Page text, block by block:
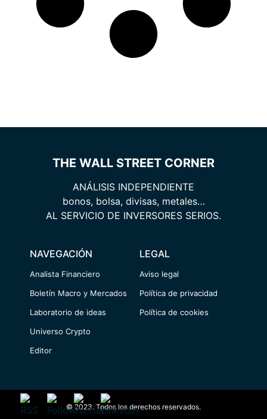
THE WALL STREET CORNER
ANÁLISIS INDEPENDIENTE
bonos, bolsa, divisas, metales…
AL SERVICIO DE INVERSORES SERIOS.
NAVEGACIÓN
Analista Financiero
Boletín Macro y Mercados
Laboratorio de ideas
Universo Crypto
Editor
LEGAL
Aviso legal
Política de privacidad
Política de cookies
© 2023. Todos los derechos reservados.